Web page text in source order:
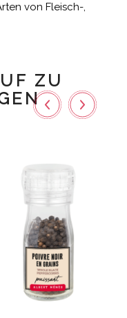
von Fleisch-,
ZU